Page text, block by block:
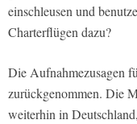
einschleusen und
Charterflügen dazu?
Die Aufnahmezusagen
zurückgenommen. Die
weiterhin in